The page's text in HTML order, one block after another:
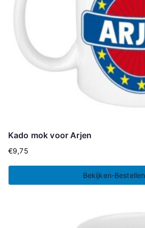
Kado mok voor Arjen
€9,75
Bekijken-Bestellen